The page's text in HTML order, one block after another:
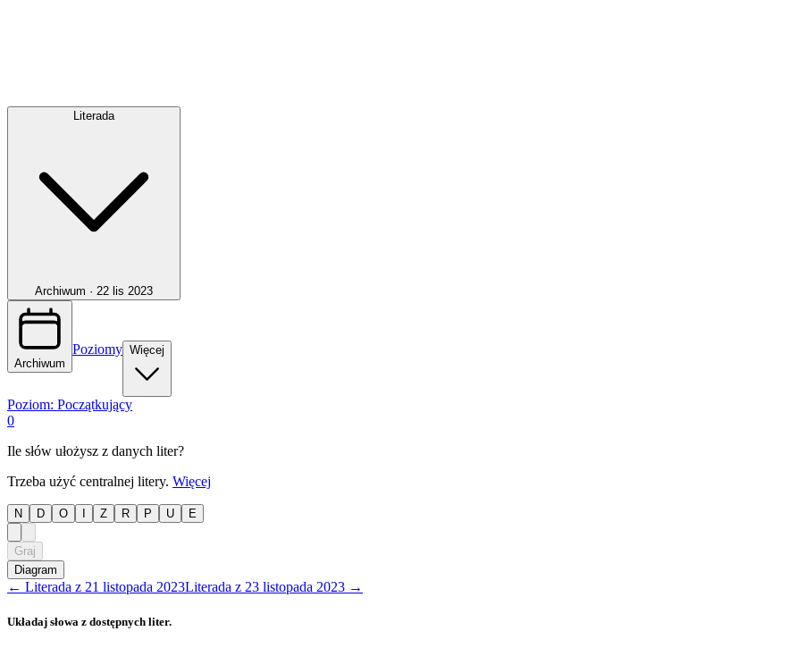
Literada
Archiwum · 22 lis 2023
Archiwum
Poziomy Więcej
Poziom: Początkujący
0
Ile słów ułożysz z danych liter?
Trzeba użyć centralnej litery. Więcej
N D O Z R P U E
Graj
Diagram
← Literada z 21 listopada 2023Literada z 23 listopada 2023 →
Układaj słowa z dostępnych liter.